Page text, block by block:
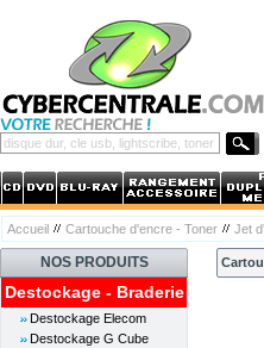
Accueil Cartouche d'encre - Toner Jet
NOS PRODUITS
Destockage - Braderie
Destockage Elecom
Destockage G Cube